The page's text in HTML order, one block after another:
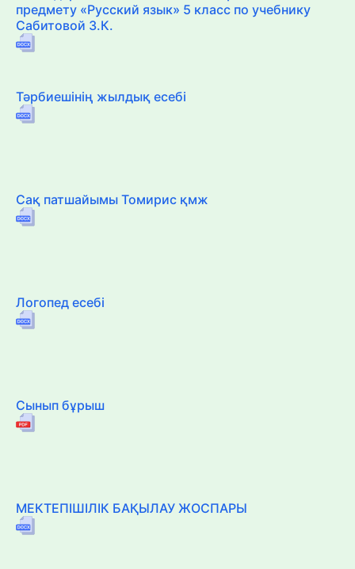
предмету «Русский язык» 5 класс по учебнику
Сабитовой З.К.
Тәрбиешінің жылдық есебі
Сақ патшайымы Томирис қмж
Логопед есебі
Сынып бұрыш
МЕКТЕПІШІЛІК БАҚЫЛАУ ЖОСПАРЫ